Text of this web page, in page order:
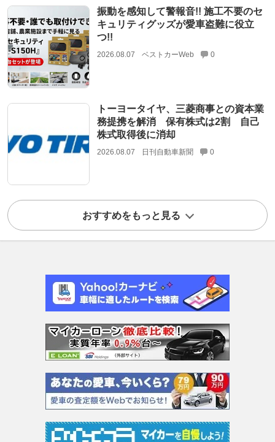
振動を感知して警報音!! 施工不要のセ
キュリティグッズが愛車盗難に役立
つ!!
2026.08.07 ベストカーWeb 0
トーヨータイヤ、三菱商事との資本業
務提携を解消 保有株式は2割 自己
株式取得後に消却
2026.08.07 日刊自動車新聞 0
おすすめをもっと見る